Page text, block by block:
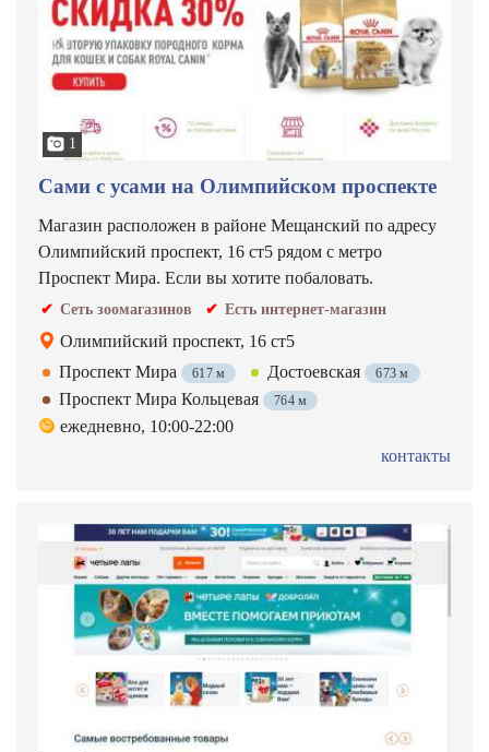
1
Сами с усами на Олимпийском проспекте
Магазин расположен в районе Мещанский по адресу
Олимпийский проспект, 16 ст5 рядом с метро
Проспект Мира. Если вы хотите побаловать.
Сеть зоомагазинов Есть интернет-магазин
Олимпийский проспект, 16 ст5
Проспект Мира
617 м Достоевская 673 м
Проспект Мира Кольцевая 764 м
ежедневно, 10:00-22:00
контакты